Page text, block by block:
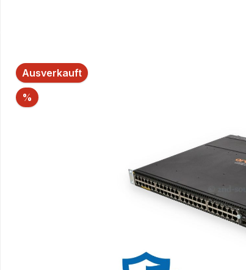
Bildergalerie überspringen
Ausverkauft
% Rabatt